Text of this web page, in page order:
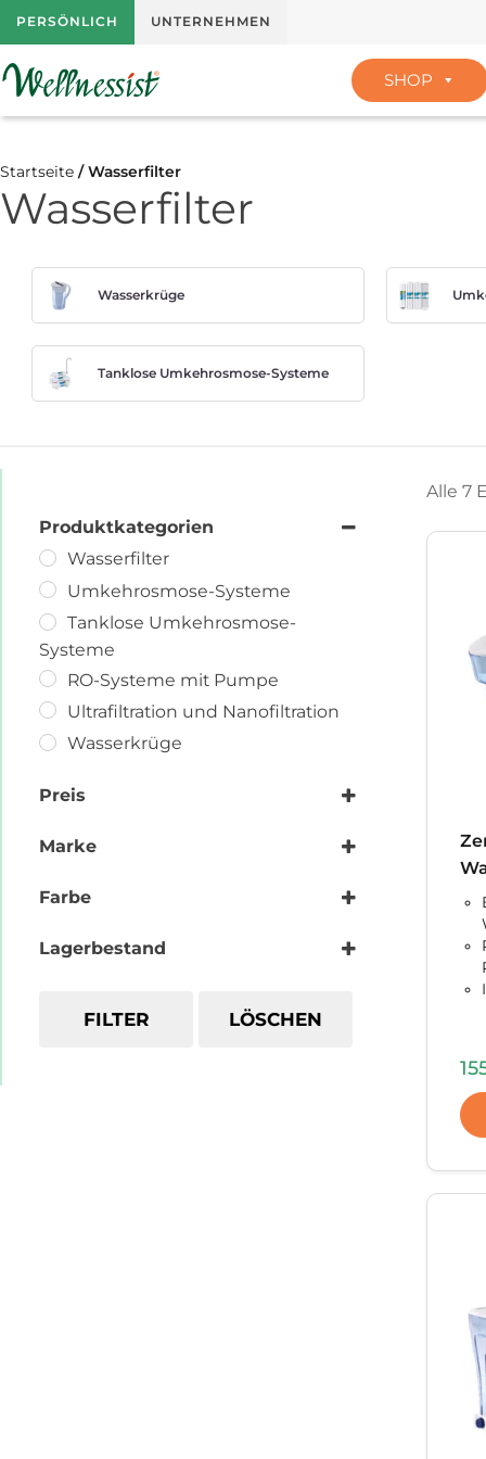
PERSÖNLICH UNTERNEHMEN
SHOP
Startseite / Wasserfilter
Wasserfilter
Wasserkrüge
Tanklose Umkehrosmose-Systeme
Produktkategorien
Wasserfilter
Umkehrosmose-Systeme
Tanklose Umkehrosmose-
Systeme
RO-Systeme mit Pumpe
Ultrafiltration und Nanofiltration
Wasserkrüge
Preis
Marke
NullWasser
Farbe
Lagerbestand
FILTER LÖSCHEN
Alle 7